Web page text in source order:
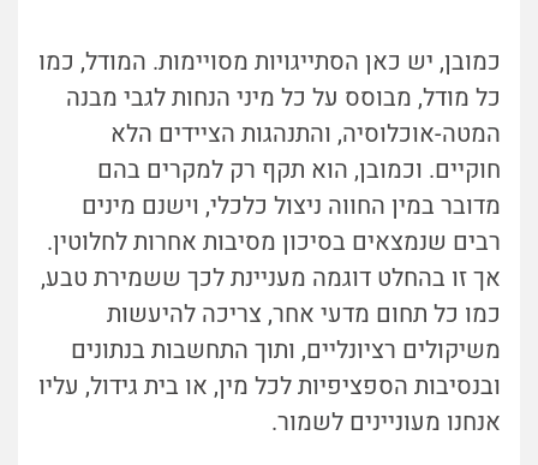
כמובן, יש כאן הסתייגויות מסויימות. המודל, כמו
כל מודל, מבוסס על כל מיני הנחות לגבי מבנה
המטה-אוכלוסיה, והתנהגות הציידים הלא
חוקיים. וכמובן, הוא תקף רק למקרים בהם
מדובר במין החווה ניצול כלכלי, וישנם מינים
רבים שנמצאים בסיכון מסיבות אחרות לחלוטין.
אך זו בהחלט דוגמה מעניינת לכך ששמירת טבע,
כמו כל תחום מדעי אחר, צריכה להיעשות
משיקולים רציונליים, ותוך התחשבות בנתונים
ובנסיבות הספציפיות לכל מין, או בית גידול, עליו
אנחנו מעוניינים לשמור.